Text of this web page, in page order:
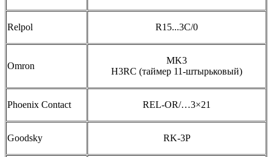
Relpol R15...3C/0
Omron
MK3
H3RC (таймер 11-штырьковый)
Phoenix Contact REL-OR/…3×21
Goodsky RK-3P